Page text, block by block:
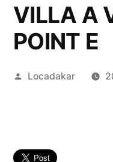
VILLA A
POINT E
Publié
Locadakar